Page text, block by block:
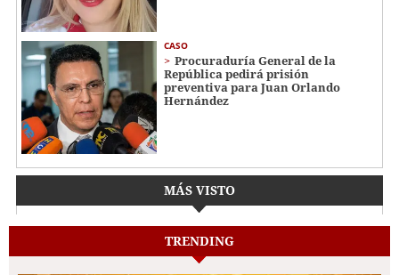
CASO
Procuraduría General de la
República pedirá prisión
preventiva para Juan Orlando
Hernández
MÁS VISTO
TRENDING